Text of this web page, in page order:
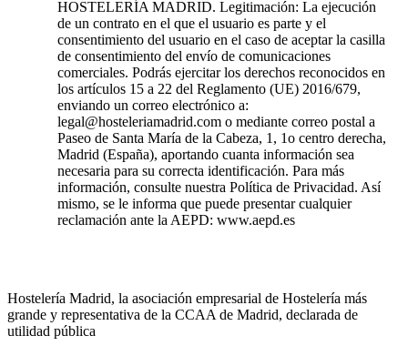
HOSTELERÍA MADRID. Legitimación: La ejecución
de un contrato en el que el usuario es parte y el
consentimiento del usuario en el caso de aceptar la casilla
de consentimiento del envío de comunicaciones
comerciales. Podrás ejercitar los derechos reconocidos en
los artículos 15 a 22 del Reglamento (UE) 2016/679,
enviando un correo electrónico a:
legal@hosteleriamadrid.com o mediante correo postal a
Paseo de Santa María de la Cabeza, 1, 1o centro derecha,
Madrid (España), aportando cuanta información sea
necesaria para su correcta identificación. Para más
información, consulte nuestra Política de Privacidad. Así
mismo, se le informa que puede presentar cualquier
reclamación ante la AEPD: www.aepd.es
Hostelería Madrid, la asociación empresarial de Hostelería más
grande y representativa de la CCAA de Madrid, declarada de
utilidad pública